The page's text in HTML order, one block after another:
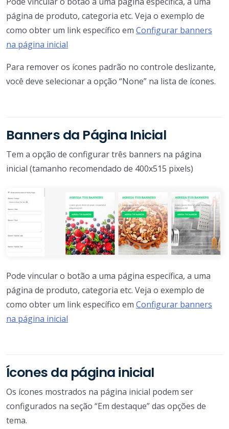
página de produto, categoria etc. Veja o exemplo de
como obter um link específico em Configurar banners
na página inicial
Para remover os ícones padrão no controle deslizante,
você deve selecionar a opção “None” na lista de ícones.
Banners da Página Inicial
Tem a opção de configurar três banners na página
inicial (tamanho recomendado de 400x515 pixels)
Pode vincular o botão a uma página específica, a uma
página de produto, categoria etc. Veja o exemplo de
como obter um link específico em Configurar banners
na página inicial
Ícones da página inicial
Os ícones mostrados na página inicial podem ser
configurados na seção “Em destaque” das opções de
tema.